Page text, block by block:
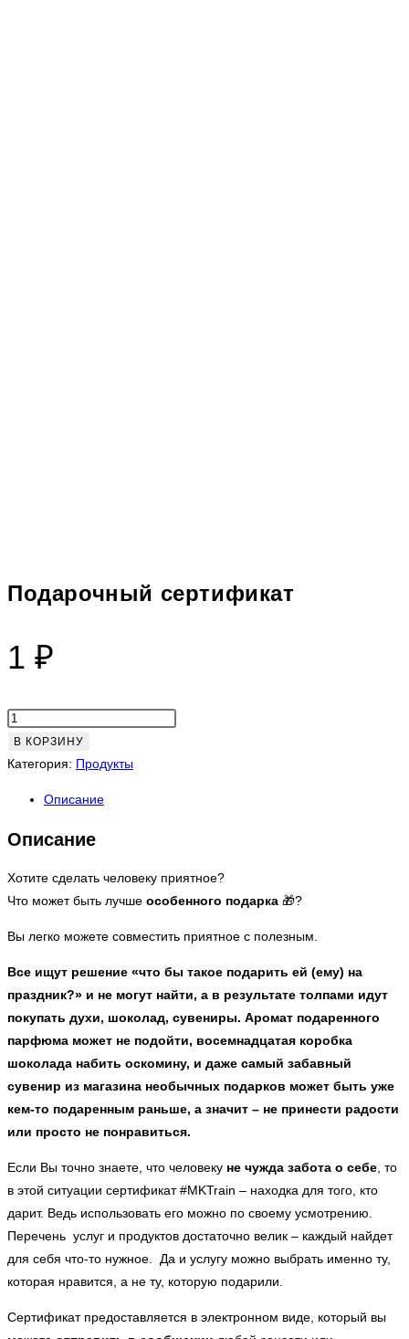
Подарочный сертификат
1 ₽
Количество
товара
Подарочный
В КОРЗИНУ
Категория: Продукты
Описание
Описание
Хотите сделать человеку приятное?
Что может быть лучше особенного подарка 🎁?
Вы легко можете совместить приятное с полезным.
Все ищут решение «что бы такое подарить ей (ему) на
праздник?» и не могут найти, а в результате толпами идут
покупать духи, шоколад, сувениры. Аромат подаренного
парфюма может не подойти, восемнадцатая коробка
шоколада набить оскомину, и даже самый забавный
сувенир из магазина необычных подарков может быть уже
кем-то подаренным раньше, а значит – не принести радости
или просто не понравиться.
Если Вы точно знаете, что человеку не чужда забота о себе , то
в этой ситуации сертификат #MKTrain – находка для того, кто
дарит. Ведь использовать его можно по своему усмотрению.
Перечень услуг и продуктов достаточно велик – каждый найдет
для себя что-то нужное. Да и услугу можно выбрать именно ту,
которая нравится, а не ту, которую подарили.
Сертификат предоставляется в электронном виде, который вы